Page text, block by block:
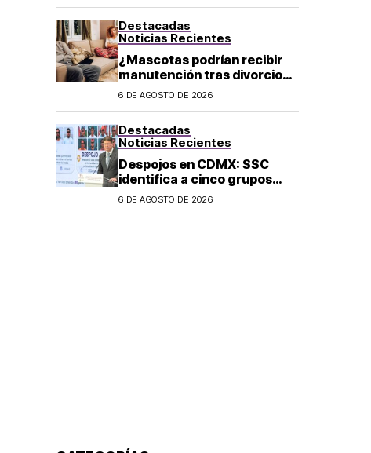
Destacadas
Noticias Recientes
¿Mascotas podrían recibir
manutención tras divorcio
de sus dueños en CDMX?
6 DE AGOSTO DE 2026
Destacadas
Noticias Recientes
Despojos en CDMX: SSC
identifica a cinco grupos
criminales vinculados a este
6 DE AGOSTO DE 2026